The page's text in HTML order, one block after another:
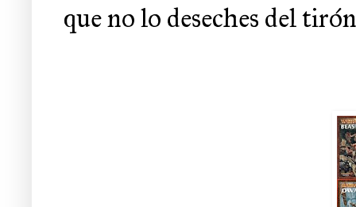
que no lo deseches del